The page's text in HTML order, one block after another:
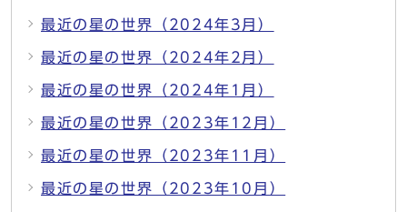
最近の星の世界（2024年3月）
最近の星の世界（2024年2月）
最近の星の世界（2024年1月）
最近の星の世界（2023年12月）
最近の星の世界（2023年11月）
最近の星の世界（2023年10月）